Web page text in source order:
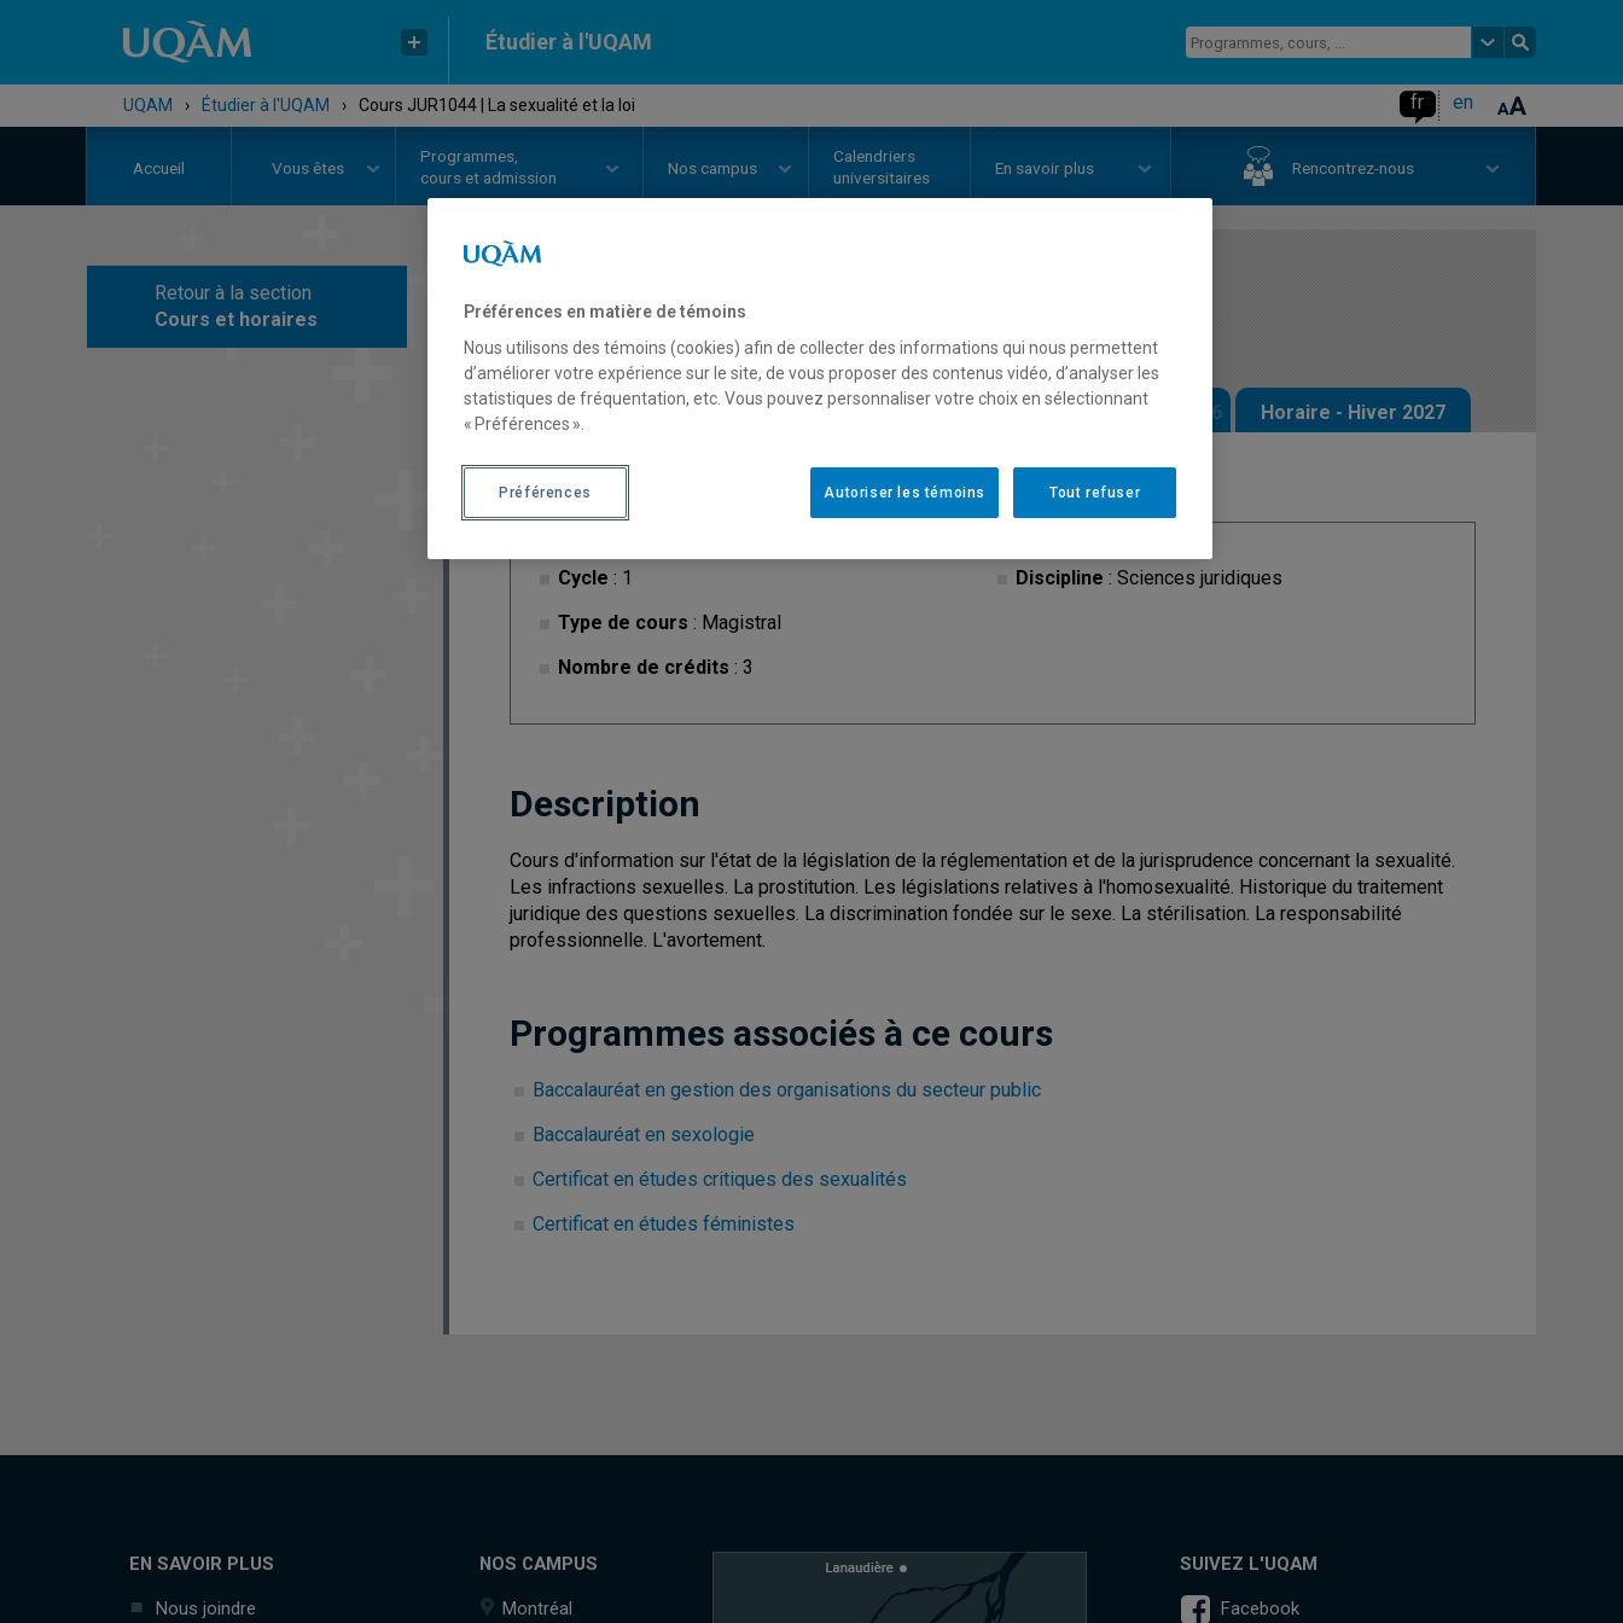
Étudier à l'UQAM
UQAM › Étudier à l'UQAM › Cours JUR1044 | La sexualité et la loi fr en
Accueil Vous êtes
Programmes,
cours et admission
Nos campus
Calendriers
universitaires
En savoir plus Rencontrez-nous
Retour à la section
Cours et horaires
COURS// JUR1044
Description Horaire - Été 2026 Horaire - Automne 2026 Horaire - Hiver 2027
Cycle : 1
Type de cours : Magistral
Nombre de crédits : 3
Discipline : Sciences juridiques
Description
Cours d'information sur l'état de la législation de la réglementation et de la jurisprudence concernant la sexualité.
Les infractions sexuelles. La prostitution. Les législations relatives à l'homosexualité. Historique du traitement
juridique des questions sexuelles. La discrimination fondée sur le sexe. La stérilisation. La responsabilité
professionnelle. L'avortement.
Programmes associés à ce cours
Baccalauréat en gestion des organisations du secteur public
Baccalauréat en sexologie
Certificat en études critiques des sexualités
Certificat en études féministes
EN SAVOIR PLUS
Nous joindre
NOS CAMPUS
Montréal
SUIVEZ L'UQAM
Facebook
Préférences en matière de témoins
Nous utilisons des témoins (cookies) afin de collecter des informations qui nous permettent
d’améliorer votre expérience sur le site, de vous proposer des contenus vidéo, d’analyser les
statistiques de fréquentation, etc. Vous pouvez personnaliser votre choix en sélectionnant
« Préférences ».
Tout refuser
Autoriser les témoins
Préférences